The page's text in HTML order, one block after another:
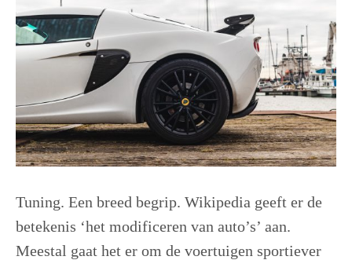
Tuning. Een breed begrip. Wikipedia geeft er de
betekenis ‘het modificeren van auto’s’ aan.
Meestal gaat het er om de voertuigen sportiever